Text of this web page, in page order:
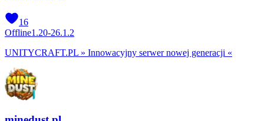
16
Offline1.20-26.1.2
UNITYCRAFT.PL » Innowacyjny serwer nowej generacji «